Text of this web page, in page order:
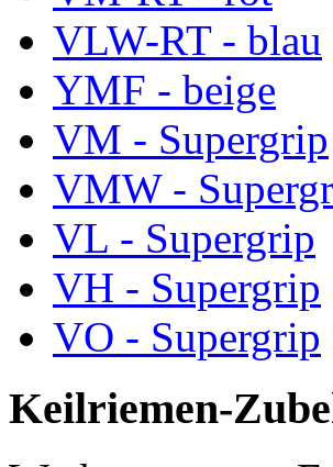
VLW-RT - blau
YMF - beige
VM - Supergrip
VMW -
VL - Supergrip
VH - Supergrip
VO - Supergrip
Keilriemen-